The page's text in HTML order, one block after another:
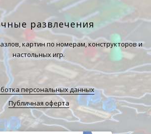
развлечения
картин по номерам, конструкторов и
настольных игр.
персональных данных
Публичная оферта